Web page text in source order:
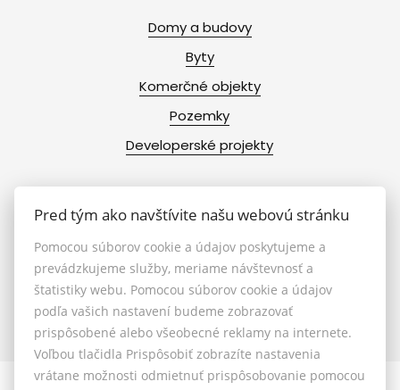
Domy a budovy
Byty
Komerčné objekty
Pozemky
Developerské projekty
Info
Makléri
Napíšte nám
Kontakt
Pred tým ako navštívite našu webovú stránku
Pomocou súborov cookie a údajov poskytujeme a
prevádzkujeme služby, meriame návštevnosť a
štatistiky webu. Pomocou súborov cookie a údajov
podľa vašich nastavení budeme zobrazovať
prispôsobené alebo všeobecné reklamy na internete.
Voľbou tlačidla Prispôsobiť zobrazíte nastavenia
vrátane možnosti odmietnuť prispôsobovanie pomocou